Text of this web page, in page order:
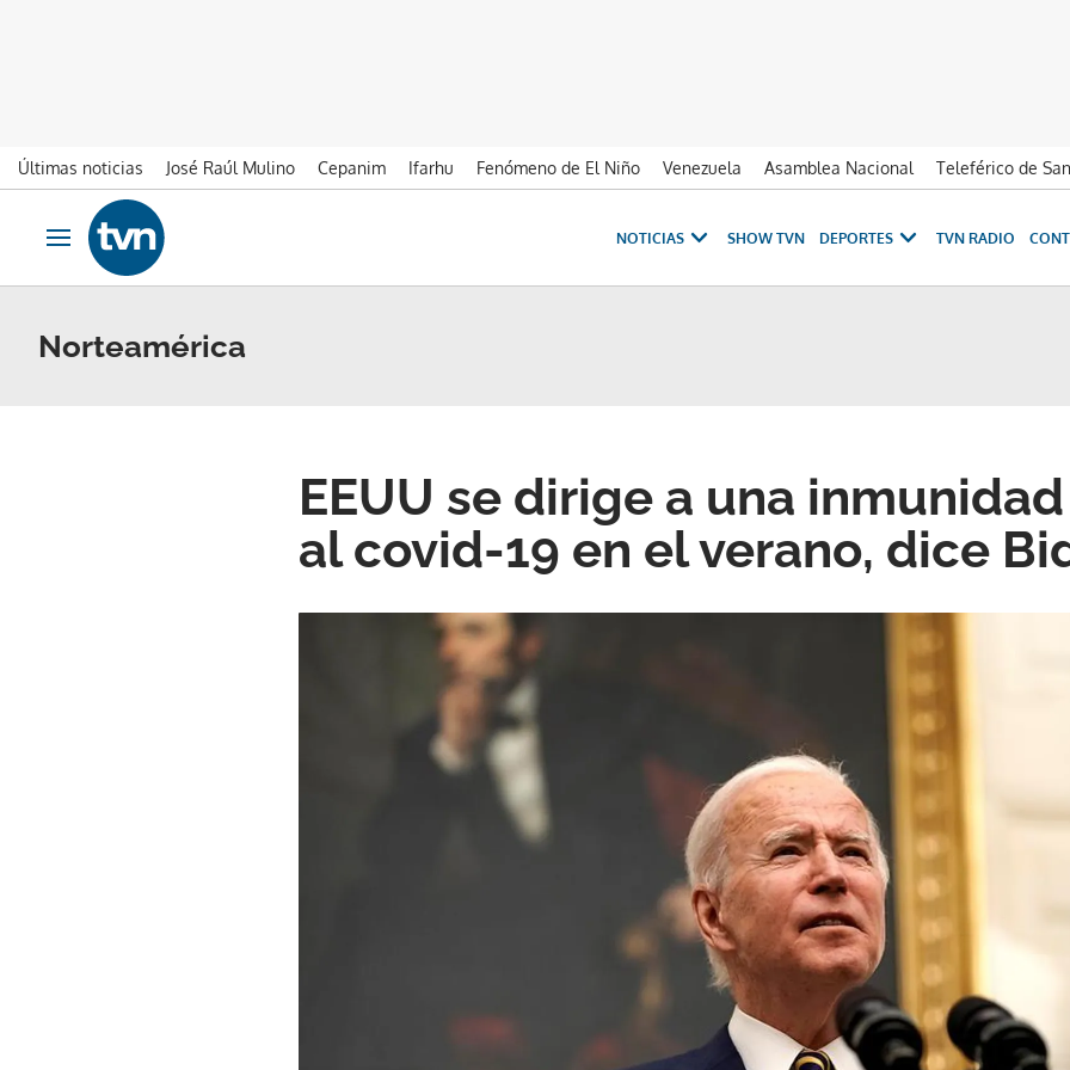
Últimas noticias José Raúl Mulino Cepanim Ifarhu Fenómeno de El Niño Venezuela Asamblea Nacional
Teleférico de
Ir al contenido
Obrir navegació
NOTICIAS SHOW TVN DEPORTES TVN RADIO
Norteamérica
EEUU se dirige a una
al covid-19 en el verano, dice